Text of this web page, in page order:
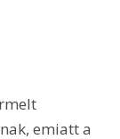
emiatt a